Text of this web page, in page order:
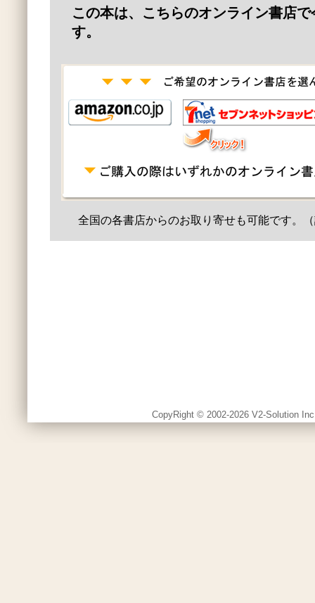
この本は、こちらのオンライン書店
す。
全国の各書店からのお取り寄せも可能です。
CopyRight © 2002-2026 V2-Solution